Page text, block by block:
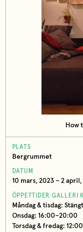
How
PLATS
Bergrummet
DATUM
10 mars, 2023 – 2 april,
ÖPPETTIDER GALLERI
Måndag & tisdag: Stängt
Onsdag: 16:00–20:00
Torsdag & fredag: